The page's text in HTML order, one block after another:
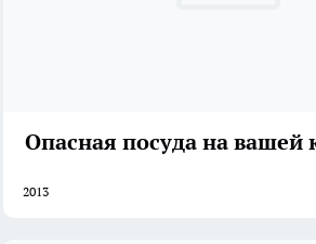
Опасная посуда на вашей
2013